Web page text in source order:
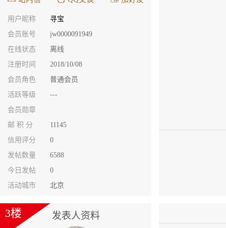
用户昵称
寻宝
会员账号
jw0000091949
在线状态
离线
注册时间
2018/10/08
会员角色
普通会员
活跃等级
---
会员勋章
邮 积 分
11145
信用评分
0
发帖数量
6588
今日发帖
0
活动城市
北京
发表人资料
3楼